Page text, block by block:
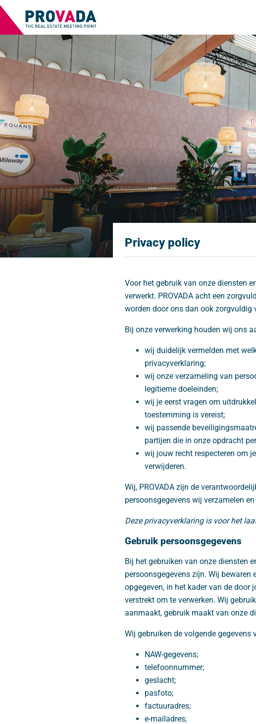
Privacy policy
Voor het gebruik van onze diensten
verwerkt. PROVADA acht een
worden door ons dan ook zorgvuldig
Bij onze verwerking houden wij ons
wij duidelijk vermelden met
privacyverklaring;
wij onze verzameling van
legitieme doeleinden;
wij je eerst vragen om
toestemming is vereist;
wij passende
partijen die in onze opdracht
wij jouw recht respecteren om
verwijderen.
Wij, PROVADA zijn de
persoonsgegevens wij verzamelen
Deze privacyverklaring is voor het
Gebruik persoonsgegevens
Bij het gebruiken van onze diensten
persoonsgegevens zijn. Wij bewaren
opgegeven, in het kader van de
verstrekt om te verwerken. Wij
aanmaakt, gebruik maakt van onze
Wij gebruiken de volgende gegevens
NAW-gegevens;
telefoonnummer;
geslacht;
pasfoto;
factuuradres;
e-mailadres;